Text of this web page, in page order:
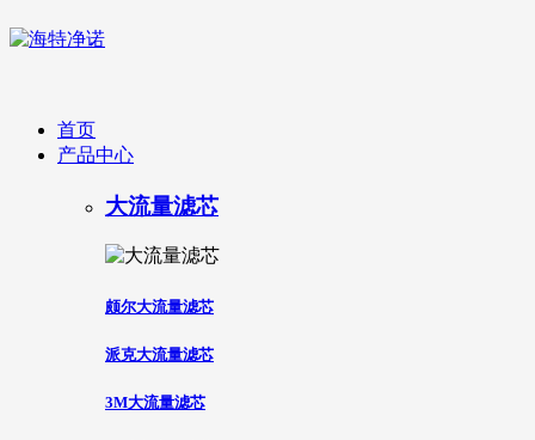
首页
产品中心
大流量滤芯
颇尔大流量滤芯
派克大流量滤芯
3M大流量滤芯